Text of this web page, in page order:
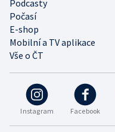
Instagram Facebook
Podcasty
Počasí
E-shop
Mobilní a TV aplikace
Vše o ČT